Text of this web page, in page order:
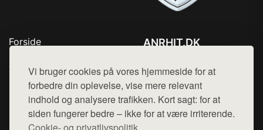
Vi bruger cookies på vores hjemmeside for at
forbedre din oplevelse, vise mere relevant
indhold og analysere trafikken. Kort sagt: for at
siden fungerer bedre – ikke for at være irriterende.
Forside
Top Rabatter
Blog
Kontakt
ANRHIT.DK
Mail: hej@want.dk
Cookie- og privatlivspolitik